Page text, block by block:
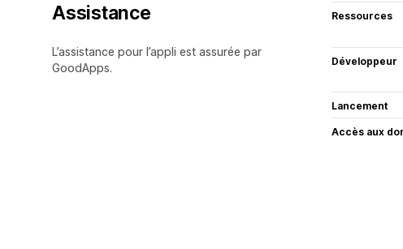
Assistance
L’assistance pour l’appli est assurée par
GoodApps.
Ressources
Développeur
Lancement
Accès aux